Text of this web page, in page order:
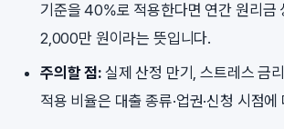
기준을 40%로 적용한다면 연간 원리금
2,000만 원이라는 뜻입니다.
주의할 점:실제 산정 만기, 스트레스 금
적용 비율은 대출 종류·업권·신청 시점